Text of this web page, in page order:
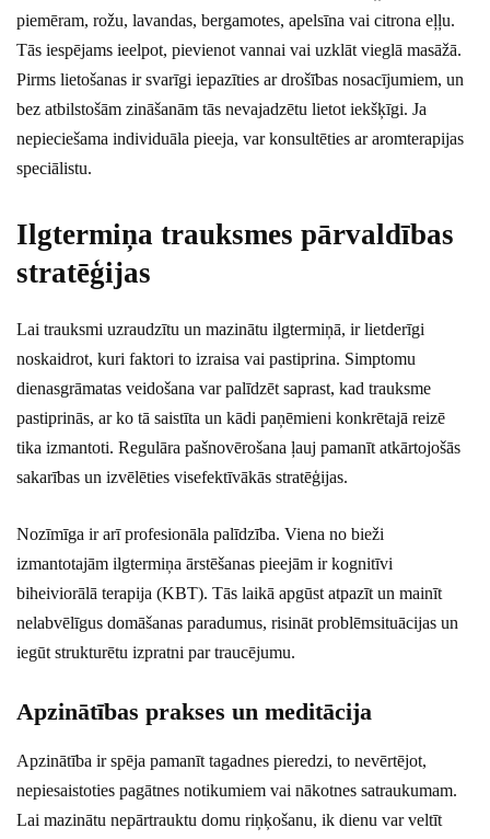
piemēram, rožu, lavandas, bergamotes, apelsīna vai citrona eļļu.
Tās iespējams ieelpot, pievienot vannai vai uzklāt vieglā masāžā.
Pirms lietošanas ir svarīgi iepazīties ar drošības nosacījumiem, un
bez atbilstošām zināšanām tās nevajadzētu lietot iekšķīgi. Ja
nepieciešama individuāla pieeja, var konsultēties ar aromterapijas
speciālistu.
Ilgtermiņa trauksmes pārvaldības
stratēģijas
Lai trauksmi uzraudzītu un mazinātu ilgtermiņā, ir lietderīgi
noskaidrot, kuri faktori to izraisa vai pastiprina. Simptomu
dienasgrāmatas veidošana var palīdzēt saprast, kad trauksme
pastiprinās, ar ko tā saistīta un kādi paņēmieni konkrētajā reizē
tika izmantoti. Regulāra pašnovērošana ļauj pamanīt atkārtojošās
sakarības un izvēlēties visefektīvākās stratēģijas.
Nozīmīga ir arī profesionāla palīdzība. Viena no bieži
izmantotajām ilgtermiņa ārstēšanas pieejām ir kognitīvi
biheiviorālā terapija (KBT). Tās laikā apgūst atpazīt un mainīt
nelabvēlīgus domāšanas paradumus, risināt problēmsituācijas un
iegūt strukturētu izpratni par traucējumu.
Apzinātības prakses un meditācija
Apzinātība ir spēja pamanīt tagadnes pieredzi, to nevērtējot,
nepiesaistoties pagātnes notikumiem vai nākotnes satraukumam.
Lai mazinātu nepārtrauktu domu riņķošanu, ik dienu var veltīt